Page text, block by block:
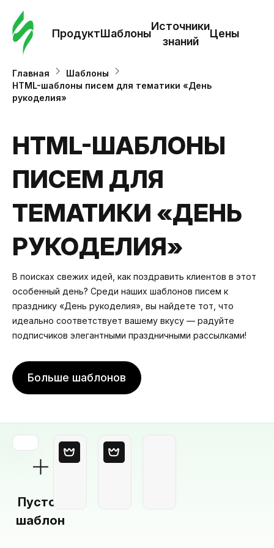
ПродуктШаблоны
Источники
знаний
Цены
Главная
Шаблоны
HTML-шаблоны писем для тематики «День
рукоделия»
HTML-ШАБЛОНЫ
ПИСЕМ ДЛЯ
ТЕМАТИКИ «ДЕНЬ
РУКОДЕЛИЯ»
В поисках свежих идей, как поздравить клиентов в этот
особенный день? Среди наших шаблонов писем к
празднику «День рукоделия», вы найдете тот, что
идеально соответствует вашему вкусу — радуйте
подписчиков элегантными праздничными рассылками!
Больше шаблонов
Пустой
шаблон